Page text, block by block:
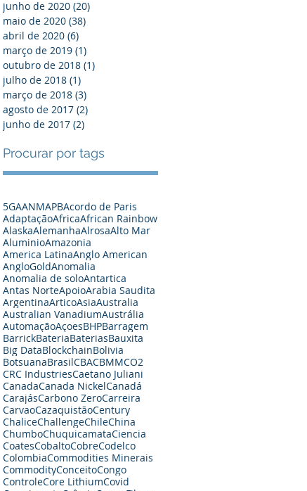
junho de 2020 (20)
maio de 2020 (38)
abril de 2020 (6)
março de 2019 (1)
outubro de 2018 (1)
julho de 2018 (1)
março de 2018 (3)
agosto de 2017 (2)
junho de 2017 (2)
Procurar por tags
5GAANMAPBAcordo de Paris
AdaptaçãoAfricaAfrican Rainbow
AlaskaAlemanhaAlrosaAlto Mar
AluminioAmazonia
America LatinaAnglo American
AngloGoldAnomalia
Anomalia de soloAntartica
Antas NorteApoioArabia Saudita
ArgentinaArticoAsiaAustralia
Australian VanadiumAustrália
AutomaçãoAçoesBHPBarragem
BarrickBateriaBateriasBauxita
Big DataBlockchainBolivia
BotsuanaBrasilCBACBMMCO2
CRC IndustriesCaetano Juliani
CanadaCanada NickelCanadá
CarajásCarbono ZeroCarreira
CarvaoCazaquistãoCentury
ChaliceChallengeChileChina
ChumboChuquicamataCiencia
CoatesCobaltoCobreCodelco
ColombiaCommodities Minerais
CommodityConceitoCongo
ControleCore LithiumCovid